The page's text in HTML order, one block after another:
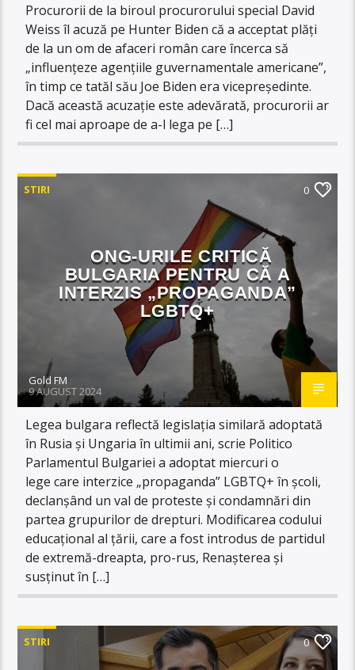
Procurorii de la biroul procurorului special David
Weiss îl acuză pe Hunter Biden că a acceptat plăți
de la un om de afaceri român care încerca să
„influențeze agențiile guvernamentale americane”,
în timp ce tatăl său Joe Biden era vicepreședinte.
Dacă această acuzaţie este adevărată, procurorii ar
fi cel mai aproape de a-l lega pe […]
STIRI 0
ONG-URILE CRITICĂ
BULGARIA PENTRU CĂ A
INTERZIS „PROPAGANDA”
LGBTQ+
Gold FM
9 AUGUST 2024
Legea bulgara reflectă legislația similară adoptată
în Rusia și Ungaria în ultimii ani, scrie Politico
Parlamentul Bulgariei a adoptat miercuri o
lege care interzice „propaganda” LGBTQ+ în școli,
declanșând un val de proteste și condamnări din
partea grupurilor de drepturi. Modificarea codului
educațional al țării, care a fost introdus de partidul
de extremă-dreapta, pro-rus, Renașterea și
susținut în […]
STIRI 0